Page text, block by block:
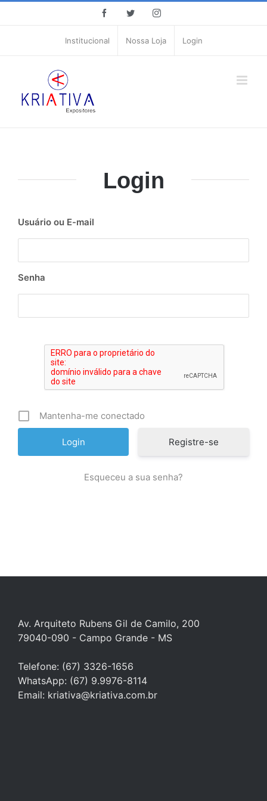
facebooktwitter instagram
Institucional Nossa Loja Login
Login
Usuário ou E-mail
Senha
Mantenha-me conectado
Registre-se
Esqueceu a sua senha?
Av. Arquiteto Rubens Gil de Camilo, 200
79040-090 - Campo Grande - MS
Telefone: (67) 3326-1656
WhatsApp: (67) 9.9976-8114
Email: kriativa@kriativa.com.br